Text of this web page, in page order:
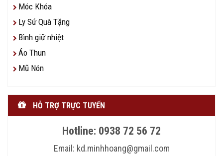
Móc Khóa
Ly Sứ Quà Tặng
Bình giữ nhiệt
Áo Thun
Mũ Nón
HỖ TRỢ TRỰC TUYẾN
Hotline: 0938 72 56 72
Email: kd.minhhoang@gmail.com